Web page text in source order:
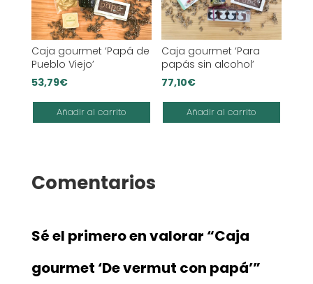
Caja gourmet ‘Papá de
Pueblo Viejo’
53,79€
Añadir al carrito
Caja gourmet ‘Para
papás sin alcohol’
77,10€
Añadir al carrito
Comentarios
Sé el primero en valorar “Caja
gourmet ‘De vermut con papá’”